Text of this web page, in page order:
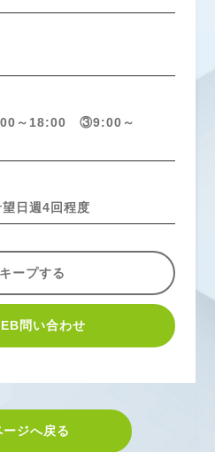
～18:00 ③9:00～
日週4回程度
キープする
問い合わせ
ジへ戻る